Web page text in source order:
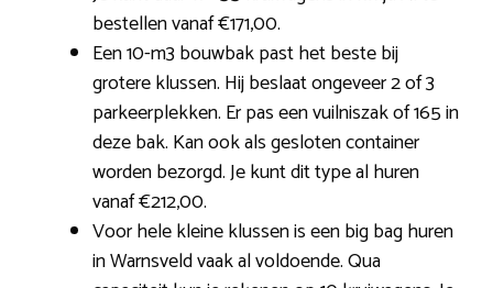
bestellen vanaf €171,00.
Een 10-m3 bouwbak past het beste bij
grotere klussen. Hij beslaat ongeveer 2 of 3
parkeerplekken. Er pas een vuilniszak of 165 in
deze bak. Kan ook als gesloten container
worden bezorgd. Je kunt dit type al huren
vanaf €212,00.
Voor hele kleine klussen is een big bag huren
in Warnsveld vaak al voldoende. Qua